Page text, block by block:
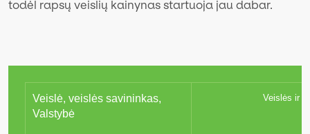
todėl rapsų veislių kainynas startuoja jau dabar.
Veislė, veislės savininkas,
Valstybė
Veislės ir